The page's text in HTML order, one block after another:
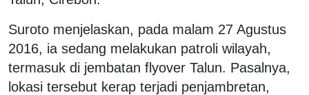
Suroto menjelaskan, pada malam 27 Agustus
2016, ia sedang melakukan patroli wilayah,
termasuk di jembatan flyover Talun. Pasalnya,
lokasi tersebut kerap terjadi penjambretan,